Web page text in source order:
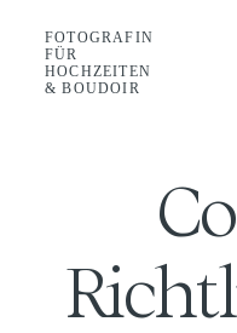
FOTOGRAFIN
FÜR
HOCHZEITEN
& BOUDOIR
FOTOGRAFIN FÜR
BOUDOIR
HOCHZEIT
GALERIE